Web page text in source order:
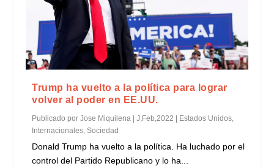
Trump ha vuelto a la política para lograr
volver al poder en EE.UU.
Publicado porJose Miquilena |J,Feb,2022 | Estados Unidos
Internacionales ,Sociedad
Donald Trump ha vuelto a la política. Ha luchado por el
control del Partido Republicano y lo ha...